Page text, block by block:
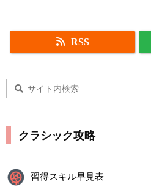
RSS
クラシック攻略
習得スキル早見表